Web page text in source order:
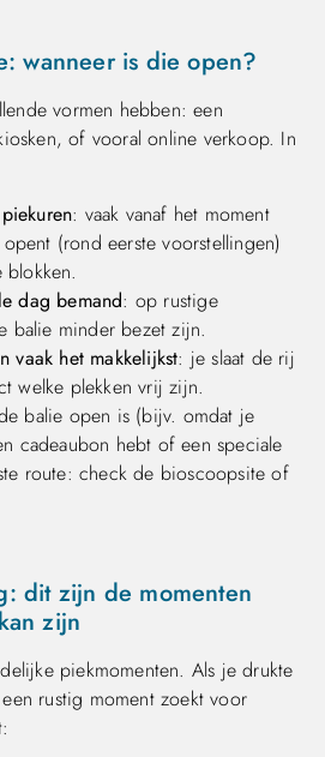
wanneer is die open?
vormen hebben: een
of vooral online verkoop. In
: vaak vanaf het moment
(rond eerste voorstellingen)
blokken.
dag bemand: op rustige
balie minder bezet zijn.
vaak het makkelijkst: je slaat de rij
welke plekken vrij zijn.
balie open is (bijv. omdat je
cadeaubon hebt of een speciale
route: check de bioscoopsite of
dit zijn de momenten
zijn
piekmomenten. Als je drukte
rustig moment zoekt voor